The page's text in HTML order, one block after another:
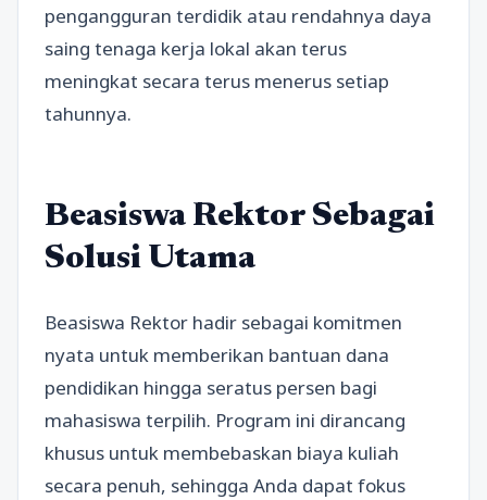
pengangguran terdidik atau rendahnya daya
saing tenaga kerja lokal akan terus
meningkat secara terus menerus setiap
tahunnya.
Beasiswa Rektor Sebagai
Solusi Utama
Beasiswa Rektor hadir sebagai komitmen
nyata untuk memberikan bantuan dana
pendidikan hingga seratus persen bagi
mahasiswa terpilih. Program ini dirancang
khusus untuk membebaskan biaya kuliah
secara penuh, sehingga Anda dapat fokus